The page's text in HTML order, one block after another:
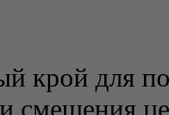
крой для
смещения